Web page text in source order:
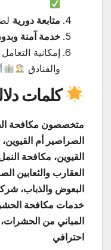
متابعة دورية
خدمة آمنة
إمكانية
والفنادق
كلمات
متخصصون مكافحة
الصراصير أم
القيوين، مكافحة
العقارب والثعابين
البعوض والذباب،
خدمات مكافحة
المباني من
احترافي